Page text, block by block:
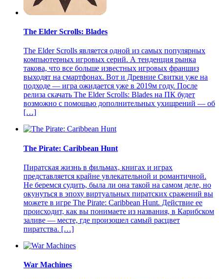
The Elder Scrolls: Blades
The Elder Scrolls является одной из самых популярных
компьютерных игровых серий. А тенденция рынка
такова, что все больше известных игровых франшиз
выходят на смартфонах. Вот и Древние Свитки уже на
подходе — игра ожидается уже в 2019м году. После
релиза скачать The Elder Scrolls: Blades на ПК будет
возможно с помощью дополнительных ухищрений — об
[…]
The Pirate: Caribbean Hunt
Пиратская жизнь в фильмах, книгах и играх
представляется крайне увлекательной и романтичной.
Не беремся судить, была ли она такой на самом деле, но
окунуться в эпоху виртуальных пиратских сражений вы
можете в игре The Pirate: Caribbean Hunt. Действие ее
происходит, как вы понимаете из названия, в Карибском
заливе — месте, где произошел самый расцвет
пиратства. […]
War Machines